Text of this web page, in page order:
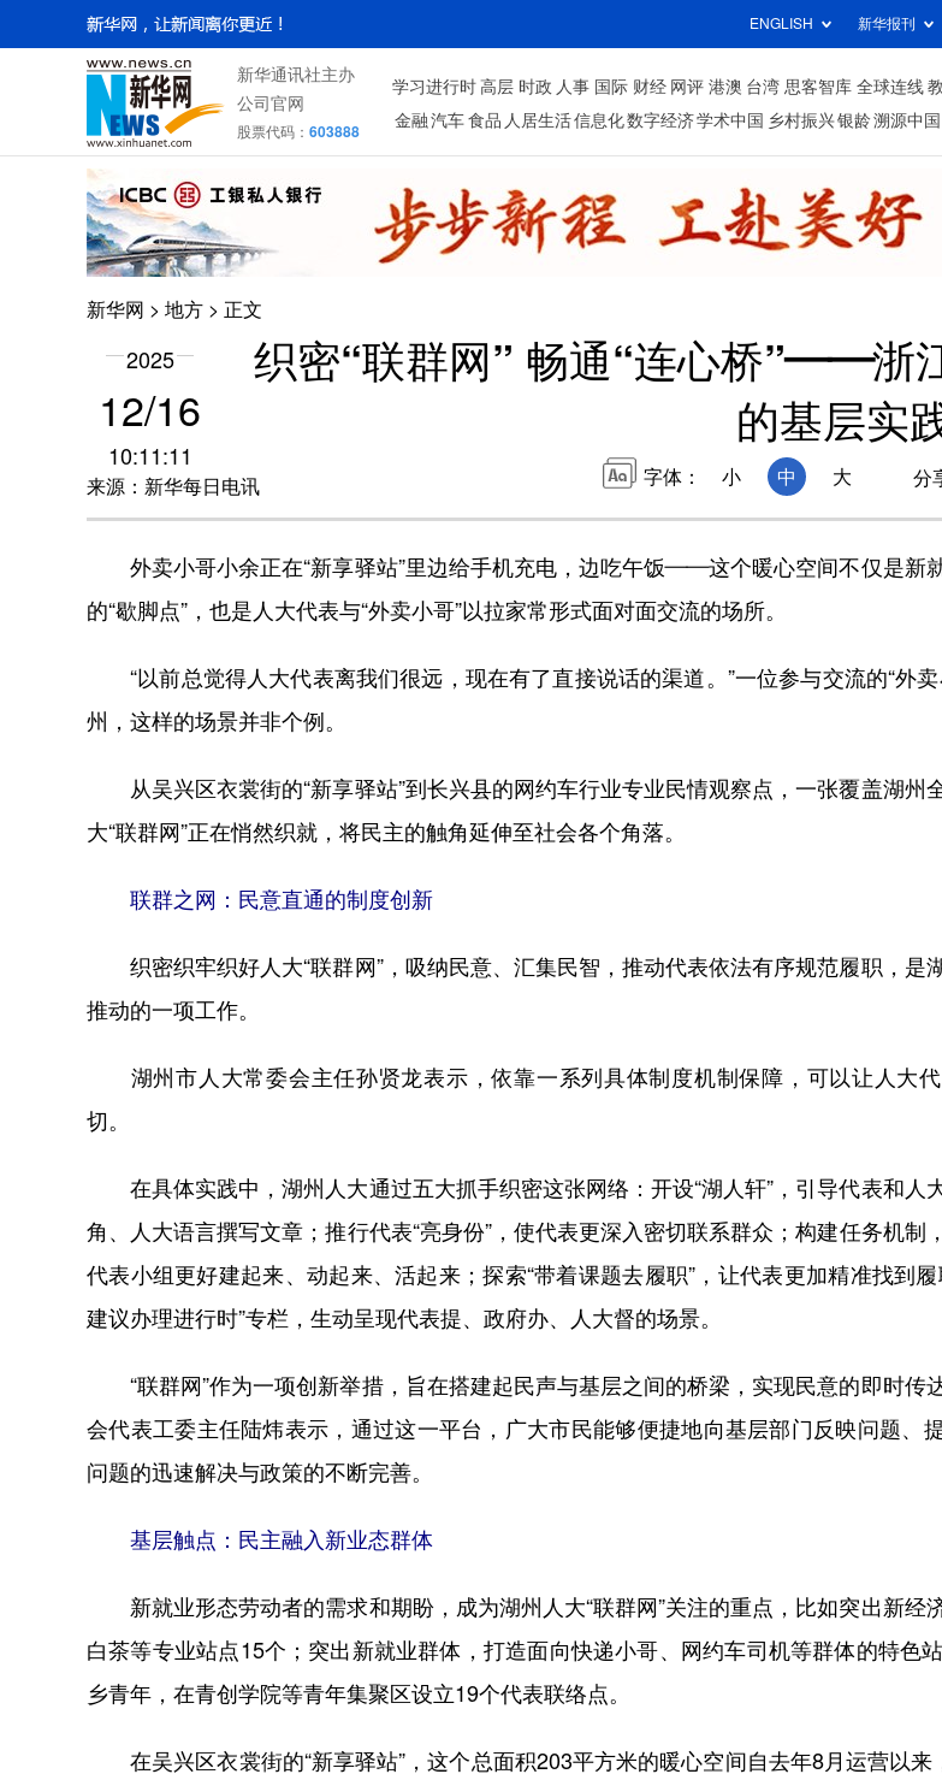
ENGLISH 新华报刊
新华通讯社主办
公司官网
股票代码： 603888
学习进行时 高层 时政 人事 国际 财经 网评 港澳 台湾 思客智库 全球连线
金融 汽车 食品 人居生活信息化数字经济学术中国 乡村振兴银龄溯源中国
新华网 > 地方 > 正文
2025
12/16
10:11:11
来源：新华每日电讯
织密“联群网” 畅通“连心桥”——浙
的基层实
字体： 小 中 大 分
外卖小哥小余正在“新享驿站”里边给手机充电，边吃午饭——这个暖心空间不仅是新
的“歇脚点”，也是人大代表与“外卖小哥”以拉家常形式面对面交流的场所。
“以前总觉得人大代表离我们很远，现在有了直接说话的渠道。”一位参与交流的“外卖
州，这样的场景并非个例。
从吴兴区衣裳街的“新享驿站”到长兴县的网约车行业专业民情观察点，一张覆盖湖州
大“联群网”正在悄然织就，将民主的触角延伸至社会各个角落。
联群之网：民意直通的制度创新
织密织牢织好人大“联群网”，吸纳民意、汇集民智，推动代表依法有序规范履职，是
推动的一项工作。
湖州市人大常委会主任孙贤龙表示，依靠一系列具体制度机制保障，可以让人大
切。
在具体实践中，湖州人大通过五大抓手织密这张网络：开设“湖人轩”，引导代表和人
角、人大语言撰写文章；推行代表“亮身份”，使代表更深入密切联系群众；构建任务机制
代表小组更好建起来、动起来、活起来；探索“带着课题去履职”，让代表更加精准找到
建议办理进行时”专栏，生动呈现代表提、政府办、人大督的场景。
“联群网”作为一项创新举措，旨在搭建起民声与基层之间的桥梁，实现民意的即时传
会代表工委主任陆炜表示，通过这一平台，广大市民能够便捷地向基层部门反映问题、
问题的迅速解决与政策的不断完善。
基层触点：民主融入新业态群体
新就业形态劳动者的需求和期盼，成为湖州人大“联群网”关注的重点，比如突出新经
白茶等专业站点15个；突出新就业群体，打造面向快递小哥、网约车司机等群体的特色
乡青年，在青创学院等青年集聚区设立19个代表联络点。
在吴兴区衣裳街的“新享驿站”，这个总面积203平方米的暖心空间自去年8月运营以来